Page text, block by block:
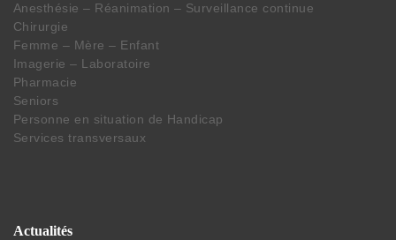
Anesthésie – Réanimation – Surveillance continue
Chirurgie
Femme – Mère – Enfant
Imagerie – Laboratoire
Pharmacie
Seniors
Personne en situation de Handicap
Services transversaux
Actualités